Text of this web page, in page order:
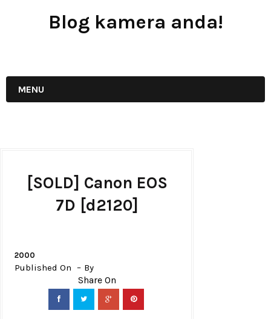
Blog kamera anda!
MENU
[SOLD] Canon EOS
7D [d2120]
2000
Published On By